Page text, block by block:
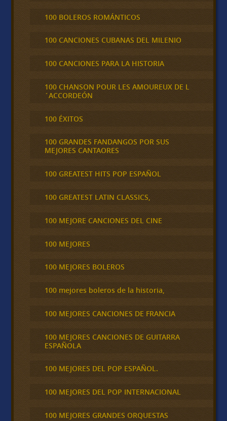
100 BOLEROS ROMÁNTICOS
100 CANCIONES CUBANAS DEL MILENIO
100 CANCIONES PARA LA HISTORIA
100 CHANSON POUR LES AMOUREUX DE L
´ACCORDEÓN
100 ÉXITOS
100 GRANDES FANDANGOS POR SUS
MEJORES CANTAORES
100 GREATEST HITS POP ESPAÑOL
100 GREATEST LATIN CLASSICS,
100 MEJORE CANCIONES DEL CINE
100 MEJORES
100 MEJORES BOLEROS
100 mejores boleros de la historia,
100 MEJORES CANCIONES DE FRANCIA
100 MEJORES CANCIONES DE GUITARRA
ESPAÑOLA
100 MEJORES DEL POP ESPAÑOL.
100 MEJORES DEL POP INTERNACIONAL
100 MEJORES GRANDES ORQUESTAS